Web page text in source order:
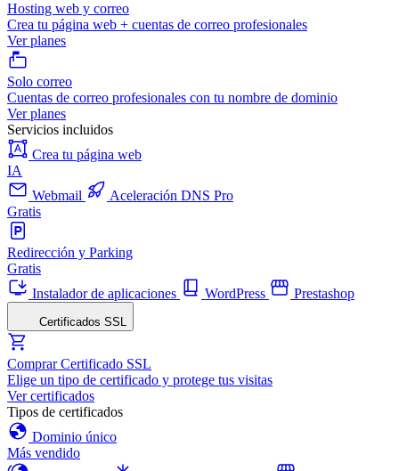
Hosting web y correo
Crea tu página web + cuentas de correo profesionales
Ver planes
Solo correo
Cuentas de correo profesionales con tu nombre de dominio
Ver planes
Servicios incluidos
Crea tu página web
IA
Webmail
Aceleración DNS Pro
Gratis
Redirección y Parking
Gratis
Instalador de aplicaciones
WordPress Prestashop
Certificados SSL
Comprar Certificado SSL
Elige un tipo de certificado y protege tus visitas
Ver certificados
Tipos de certificados
Dominio único
Más vendido